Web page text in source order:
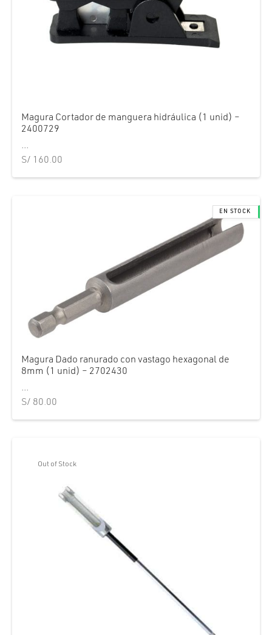
Magura Cortador de manguera hidráulica (1 unid) –
2400729
...
S/ 160.00
Magura Dado ranurado con vastago hexagonal de
8mm (1 unid) – 2702430
...
S/ 80.00
Out of Stock